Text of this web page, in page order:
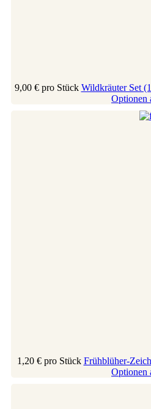
9,00 € pro Stück Wildkräuter Set
Optionen
1,20 € pro Stück Frühblüher-
Optionen